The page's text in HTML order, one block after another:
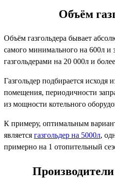
Объём
Объём газгольдера бывает
самого минимального на 600л и
газгольдерами на 20 000л и
Газгольдер подбирается исходя
помещения, периодичности
из мощности котельного
К примеру, оптимальным
является газгольдер на 5000л,
примерно на 1 отопительный
Производители